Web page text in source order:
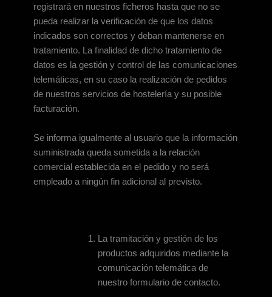
registrará en nuestros ficheros hasta que no se
pueda realizar la verificación de que los datos
indicados son correctos y deban mantenerse en
tratamiento. La finalidad de dicho tratamiento de
datos es la gestión y control de las comunicaciones
telemáticas, en su caso la realización de pedidos
de nuestros servicios de hostelería y su posible
facturación.
Se informa igualmente al usuario que la información
suministrada queda sometida a la relación
comercial establecida en el pedido y no será
empleado a ningún fin adicional al previsto.
La tramitación y gestión de los
productos adquiridos mediante la
comunicación telemática de
nuestro formulario de contacto.